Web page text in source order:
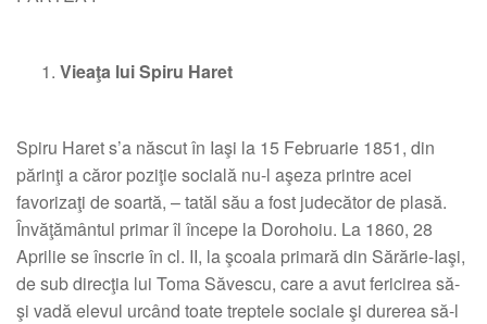
Vieaţa lui Spiru Haret
Spiru Haret s’a născut în Iaşi la 15 Februarie 1851, din
părinţi a căror poziţie socială nu-l aşeza printre acei
favorizaţi de soartă, – tatăl său a fost judecător de plasă.
Învăţământul primar îl începe la Dorohoiu. La 1860, 28
Aprilie se înscrie în cl. II, la şcoala primară din Sărărie-Iaşi,
de sub direcţia lui Toma Săvescu, care a avut fericirea să-
şi vadă elevul urcând toate treptele sociale şi durerea să-l